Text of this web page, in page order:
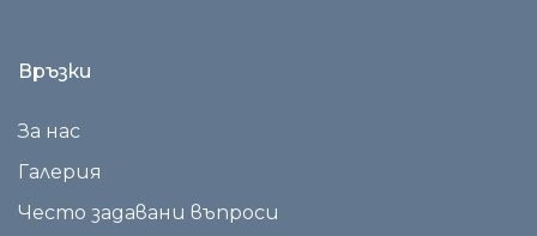
Връзки
За нас
Галерия
Често задавани въпроси